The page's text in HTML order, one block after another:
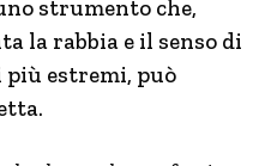
strumento che,
la rabbia e il senso di
più estremi, può